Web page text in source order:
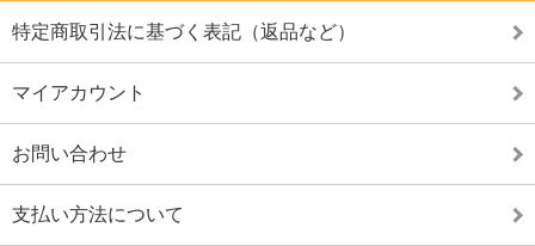
特定商取引法に基づく表記（返品など）
マイアカウント
お問い合わせ
支払い方法について